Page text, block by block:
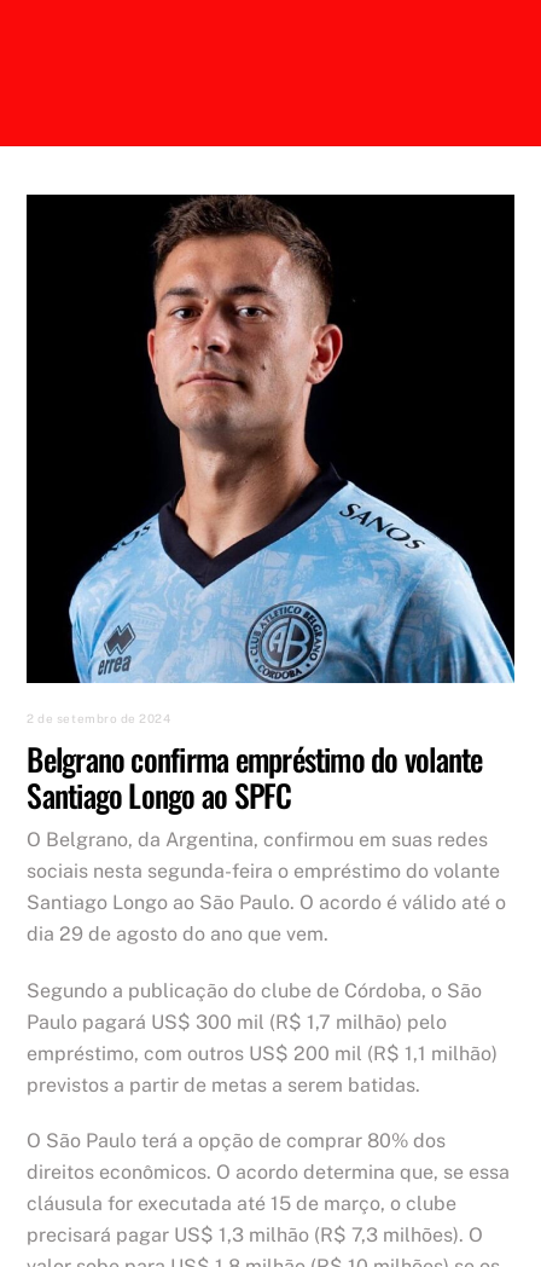
2 de setembro de 2024
Belgrano confirma empréstimo do volante
Santiago Longo ao SPFC
O Belgrano, da Argentina, confirmou em suas redes
sociais nesta segunda-feira o empréstimo do volante
Santiago Longo ao São Paulo. O acordo é válido até o
dia 29 de agosto do ano que vem.
Segundo a publicação do clube de Córdoba, o São
Paulo pagará US$ 300 mil (R$ 1,7 milhão) pelo
empréstimo, com outros US$ 200 mil (R$ 1,1 milhão)
previstos a partir de metas a serem batidas.
O São Paulo terá a opção de comprar 80% dos
direitos econômicos. O acordo determina que, se essa
cláusula for executada até 15 de março, o clube
precisará pagar US$ 1,3 milhão (R$ 7,3 milhões). O